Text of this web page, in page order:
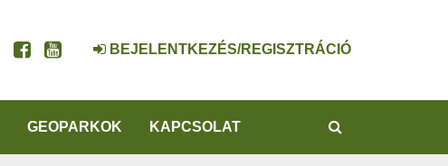
BEJELENTKEZÉS/REGISZTRÁCIÓ
GEOPARKOK KAPCSOLAT